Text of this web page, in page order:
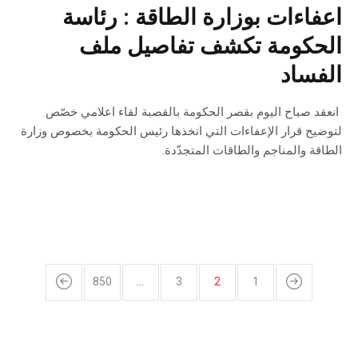
اعفاءات بوزارة الطاقة : رئاسة
الحكومة تكشف تفاصيل ملف
الفساد
انعقد صباح اليوم بقصر الحكومة بالقصبة لقاء اعلامي خصّص
لتوضيح قرار الإعفاءات التي اتخذها رئيس الحكومة بخصوص وزارة
الطاقة والمناجم والطاقات المتجدّدة.
1
2
3
…
850